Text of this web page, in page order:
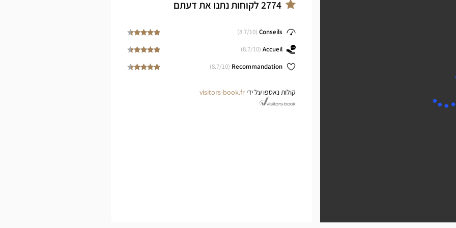
2774לקוחות נתנו את דעתם
Conseils
(
8.7/10)
Accueil
(
8.7/10)
Recommandation
(
8.7/10)
קולות נאספו על ידי visitors-book.fr